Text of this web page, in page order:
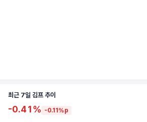
최근 7일 김프 추이
-0.41% -0.11%p